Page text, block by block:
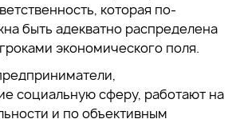
которая по-
быть адекватно распределена
экономического поля.
социальную сферу, работают на
и по объективным